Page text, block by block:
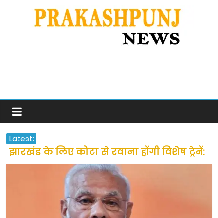
Latest:
झारखंड के लिए कोटा से रवाना होंगी विशेष ट्रेनें:
सीएम हेमंत सोरेन
उत्तराखंड के अन्य राज्यों में फंसे लोगों की जल्द
होगी घर वापसी
प्रवासियों व मजदूरों को दी गई छूट के बाद लोगो